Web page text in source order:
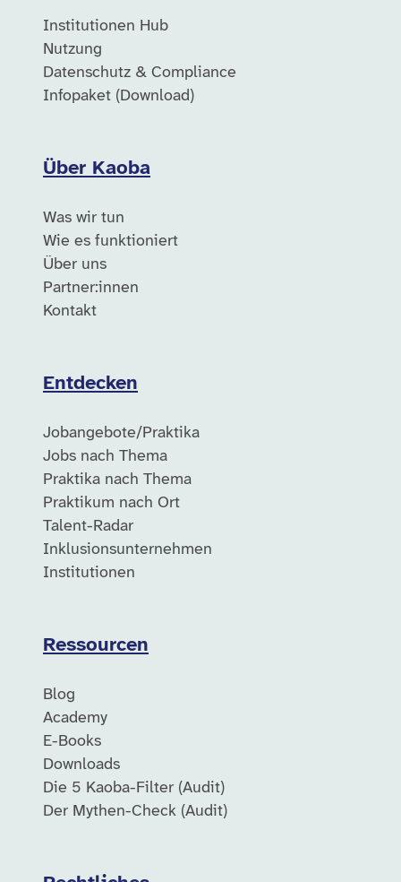
Institutionen Hub
Nutzung
Datenschutz & Compliance
Infopaket (Download)
Über Kaoba
Was wir tun
Wie es funktioniert
Über uns
Partner:innen
Kontakt
Entdecken
Jobangebote/Praktika
Jobs nach Thema
Praktika nach Thema
Praktikum nach Ort
Talent-Radar
Inklusionsunternehmen
Institutionen
Ressourcen
Blog
Academy
E-Books
Downloads
Die 5 Kaoba-Filter (Audit)
Der Mythen-Check (Audit)